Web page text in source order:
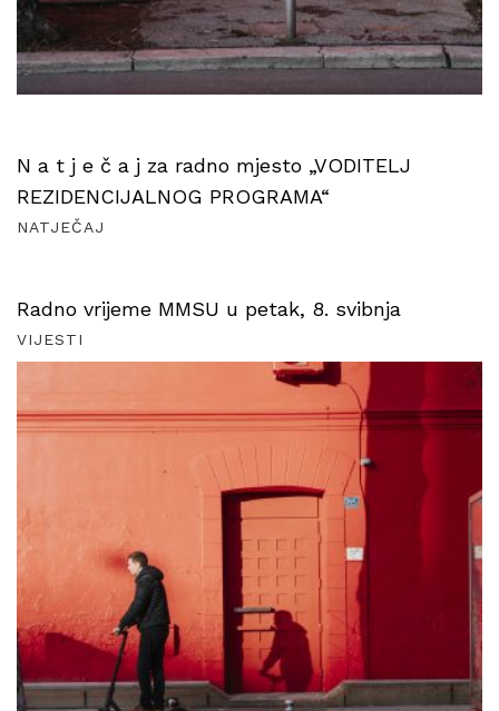
N a t j e č a j za radno mjesto „VODITELJ
REZIDENCIJALNOG PROGRAMA“
NATJEČAJ
Radno vrijeme MMSU u petak, 8. svibnja
VIJESTI